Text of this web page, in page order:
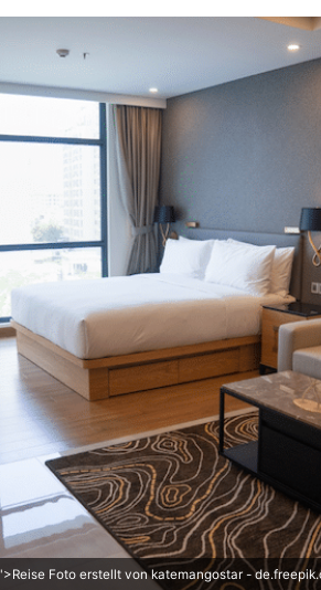
Foto erstellt von katemangostar -